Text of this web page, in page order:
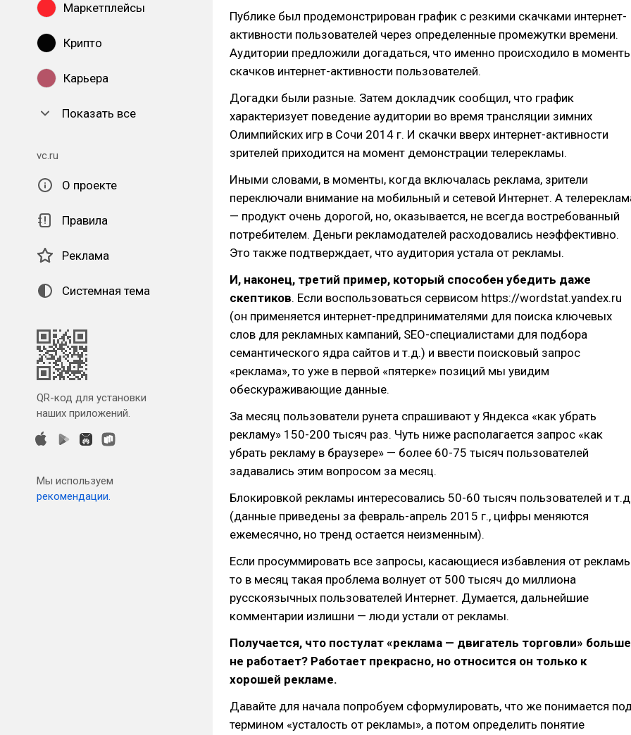
Маркетплейсы
Крипто
Карьера
Показать все
vc.ru
О проекте
Правила
Реклама
Системная тема
QR-код для установки
наших приложений.
Мы используем
рекомендации.
Публике был продемонстрирован график с резкими скачками интернет-
активности пользователей через определенные промежутки времени.
Аудитории предложили догадаться, что именно происходило в
скачков интернет-активности пользователей.
Догадки были разные. Затем докладчик сообщил, что график
характеризует поведение аудитории во время трансляции зимних
Олимпийских игр в Сочи 2014 г. И скачки вверх интернет-активности
зрителей приходится на момент демонстрации телерекламы.
Иными словами, в моменты, когда включалась реклама, зрители
переключали внимание на мобильный и сетевой Интернет. А
— продукт очень дорогой, но, оказывается, не всегда востребованный
потребителем. Деньги рекламодателей расходовались неэффективно.
Это также подтверждает, что аудитория устала от рекламы.
И, наконец, третий пример, который способен убедить даже
скептиков. Если воспользоваться сервисом https://wordstat.yandex.ru
(он применяется интернет-предпринимателями для поиска ключевых
слов для рекламных кампаний, SEO-специалистами для подбора
семантического ядра сайтов и т.д.) и ввести поисковый запрос
«реклама», то уже в первой «пятерке» позиций мы увидим
обескураживающие данные.
За месяц пользователи рунета спрашивают у Яндекса «как убрать
рекламу» 150-200 тысяч раз. Чуть ниже располагается запрос «как
убрать рекламу в браузере» — более 60-75 тысяч пользователей
задавались этим вопросом за месяц.
Блокировкой рекламы интересовались 50-60 тысяч пользователей и
(данные приведены за февраль-апрель 2015 г., цифры меняются
ежемесячно, но тренд остается неизменным).
Если просуммировать все запросы, касающиеся избавления от
то в месяц такая проблема волнует от 500 тысяч до миллиона
русскоязычных пользователей Интернет. Думается, дальнейшие
комментарии излишни — люди устали от рекламы.
Получается, что постулат «реклама — двигатель торговли» больше
не работает? Работает прекрасно, но относится он только к
хорошей рекламе.
Давайте для начала попробуем сформулировать, что же понимается
термином «усталость от рекламы», а потом определить понятие